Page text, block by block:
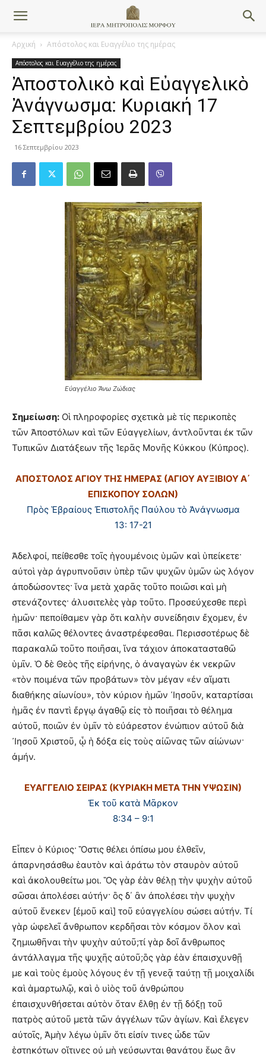
Αρχική Απόστολος και Ευαγγέλιο της ημέρας
Απόστολος και Ευαγγέλιο της ημέρας
Ἀποστολικὸ καὶ Εὐαγγελικὸ
Ἀνάγνωσμα: Κυριακή 17
Σεπτεμβρίου 2023
16 Σεπτεμβρίου 2023
Εὐαγγέλιο Ἄνω Ζώδιας
Σημείωση: Οἱ πληροφορίες σχετικὰ μὲ τίς περικοπὲς
τῶν Ἀποστόλων καὶ τῶν Εὐαγγελίων, ἀντλοῦνται ἐκ τῶν
Τυπικῶν Διατάξεων τῆς Ἱερᾶς Μονῆς Κύκκου (Κύπρος).
ΑΠΟΣΤΟΛΟΣ ΑΓΙΟΥ ΤΗΣ ΗΜΕΡΑΣ (ΑΓΙΟΥ ΑΥΞΙΒΙΟΥ Α΄
ΕΠΙΣΚΟΠΟΥ ΣΟΛΩΝ)
Πρὸς Ἑβραίους Ἐπιστολῆς Παύλου τὸ Ἀνάγνωσμα
13: 17-21
Ἀδελφοί, πείθεσθε τοῖς ἡγουμένοις ὑμῶν καὶ ὑπείκετε·
αὐτοὶ γὰρ ἀγρυπνοῦσιν ὑπὲρ τῶν ψυχῶν ὑμῶν ὡς λόγον
ἀποδώσοντες· ἵνα μετὰ χαρᾶς τοῦτο ποιῶσι καὶ μὴ
στενάζοντες· ἀλυσιτελὲς γὰρ τοῦτο. Προσεύχεσθε περὶ
ἡμῶν· πεποίθαμεν γὰρ ὅτι καλὴν συνείδησιν ἔχομεν, ἐν
πᾶσι καλῶς θέλοντες ἀναστρέφεσθαι. Περισσοτέρως δὲ
παρακαλῶ τοῦτο ποιῆσαι, ἵνα τάχιον ἀποκατασταθῶ
ὑμῖν. Ὁ δὲ Θεὸς τῆς εἰρήνης, ὁ ἀναγαγὼν ἐκ νεκρῶν
«τὸν ποιμένα τῶν προβάτων» τὸν μέγαν «ἐν αἵματι
διαθήκης αἰωνίου», τὸν κύριον ἡμῶν ᾿Ιησοῦν, καταρτίσαι
ἡμᾶς ἐν παντὶ ἔργῳ ἀγαθῷ εἰς τὸ ποιῆσαι τὸ θέλημα
αὐτοῦ, ποιῶν ἐν ὑμῖν τὸ εὐάρεστον ἐνώπιον αὐτοῦ διὰ
᾿Ιησοῦ Χριστοῦ, ᾧ ἡ δόξα εἰς τοὺς αἰῶνας τῶν αἰώνων·
ἀμήν.
ΕΥΑΓΓΕΛΙΟ ΣΕΙΡΑΣ (ΚΥΡΙΑΚΗ ΜΕΤΑ ΤΗΝ ΥΨΩΣΙΝ)
Ἐκ τοῦ κατὰ Μᾶρκον
8:34 – 9:1
Εἶπεν ὁ Κύριος· Ὃστις θέλει ὀπίσω μου ἐλθεῖν,
ἀπαρνησάσθω ἑαυτὸν καὶ ἀράτω τὸν σταυρὸν αὐτοῦ
καὶ ἀκολουθείτω μοι. Ὃς γὰρ ἐὰν θέλῃ τὴν ψυχὴν αὐτοῦ
σῶσαι ἀπολέσει αὐτήν· ὃς δ΄ ἂν ἀπολέσει τὴν ψυχὴν
αὐτοῦ ἕνεκεν [ἐμοῦ καὶ] τοῦ εὐαγγελίου σώσει αὐτήν. Τί
γὰρ ὠφελεῖ ἄνθρωπον κερδῆσαι τὸν κόσμον ὅλον καὶ
ζημιωθῆναι τὴν ψυχὴν αὐτοῦ;τί γὰρ δοῖ ἄνθρωπος
ἀντάλλαγμα τῆς ψυχῆς αὐτοῦ;ὃς γὰρ ἐὰν ἐπαισχυνθῇ
με καὶ τοὺς ἐμοὺς λόγους ἐν τῇ γενεᾷ ταύτῃ τῇ μοιχαλίδι
καὶ ἁμαρτωλῷ, καὶ ὁ υἱὸς τοῦ ἀνθρώπου
ἐπαισχυνθήσεται αὐτὸν ὅταν ἔλθῃ ἐν τῇ δόξῃ τοῦ
πατρὸς αὐτοῦ μετὰ τῶν ἀγγέλων τῶν ἁγίων. Καὶ ἔλεγεν
αὐτοῖς, Ἀμὴν λέγω ὑμῖν ὅτι εἰσίν τινες ὧδε τῶν
ἑστηκότων οἵτινες οὐ μὴ γεύσωνται θανάτου ἕως ἂν